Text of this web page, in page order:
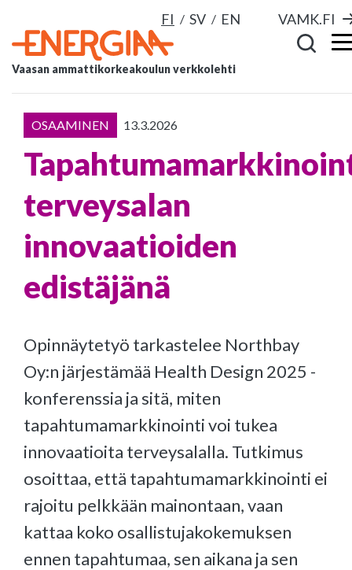
FI SV EN VAMK.FI
Vaasan ammattikorkeakoulun verkkolehti
OSAAMINEN 13.3.2026
terveysalan
innovaatioiden
edistäjänä
Opinnäytetyö tarkastelee Northbay
Oy:n järjestämää Health Design 2025 -
konferenssia ja sitä, miten
tapahtumamarkkinointi voi tukea
innovaatioita terveysalalla. Tutkimus
osoittaa, että tapahtumamarkkinointi ei
rajoitu pelkkään mainontaan, vaan
kattaa koko osallistujakokemuksen
ennen tapahtumaa, sen aikana ja sen